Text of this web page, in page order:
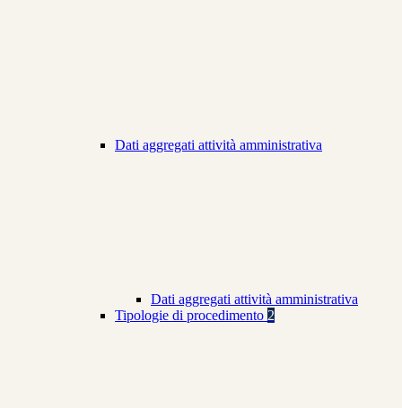
Dati aggregati attività amministrativa
Dati aggregati attività amministrativa
Tipologie di procedimento 2